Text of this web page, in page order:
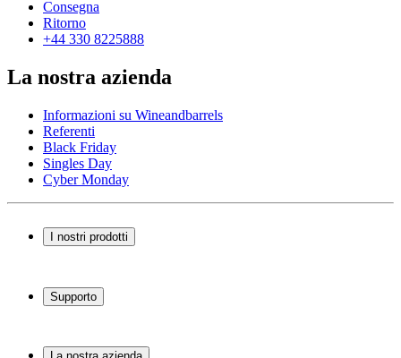
Consegna
Ritorno
+44 330 8225888
La nostra azienda
Informazioni su Wineandbarrels
Referenti
Black Friday
Singles Day
Cyber Monday
I nostri prodotti
Scaffali per vino
Mobili per vino
Supporto
Servizio